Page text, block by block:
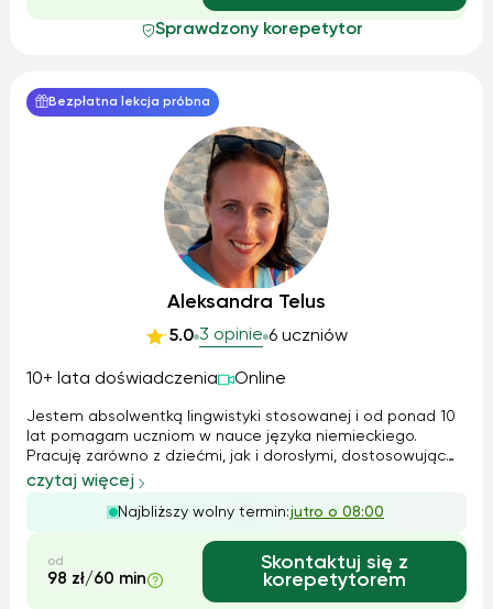
Sprawdzony korepetytor
Bezpłatna lekcja próbna
Aleksandra Telus
5.0 3 opinie 6 uczniów
10+ lata doświadczenia Online
Jestem absolwentką lingwistyki stosowanej i od ponad 10
lat pomagam uczniom w nauce języka niemieckiego.
Pracuję zarówno z dziećmi, jak i dorosłymi, dostosowując
metody do indywidualnych potrzeb. Uczę w sposób
praktyczny, łącząc teorię z konwersacjami i ćwiczeniami,
które pomagają nabrać pewności si...
czytaj więcej
Najbliższy wolny termin:jutro o 08:00
od
98 zł/60 min
Skontaktuj się z
korepetytorem